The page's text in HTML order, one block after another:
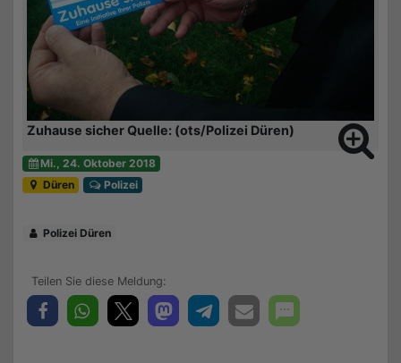
Zuhause sicher Quelle: (ots/Polizei Düren)
Mi., 24. Oktober 2018
Düren
Polizei
Polizei Düren